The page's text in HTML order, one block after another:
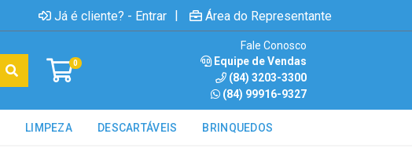
Já é cliente? - Entrar | Área do Representante
0
Fale Conosco
Equipe de Vendas
(84) 3203-3300
(84) 99916-9327
LIMPEZA DESCARTÁVEIS BRINQUEDOS